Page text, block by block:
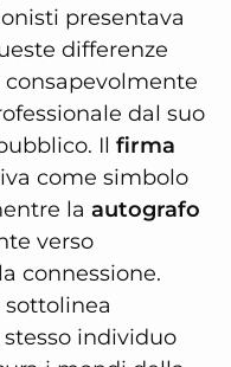
presentava
differenze
dal suo
Il firma
come simbolo
la autografo
verso
connessione.
sottolinea
individuo